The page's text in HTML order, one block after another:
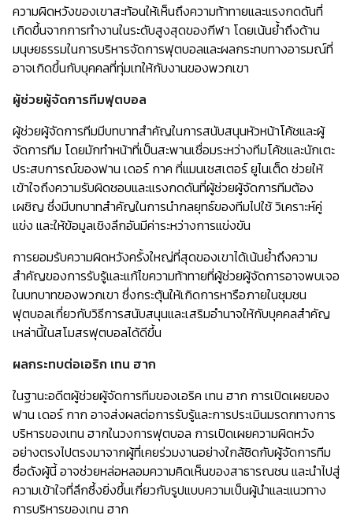
ความผิดหวังของเขาสะท้อนให้เห็นถึงความท้าทายและแรงกดดันที่
เกิดขึ้นจากการทำงานในระดับสูงสุดของกีฬา โดยเน้นย้ำถึงด้าน
มนุษยธรรมในการบริหารจัดการฟุตบอลและผลกระทบทางอารมณ์ที่
อาจเกิดขึ้นกับบุคคลที่ทุ่มเทให้กับงานของพวกเขา
ผู้ช่วยผู้จัดการทีมฟุตบอล
ผู้ช่วยผู้จัดการทีมมีบทบาทสำคัญในการสนับสนุนหัวหน้าโค้ชและผู้
จัดการทีม โดยมักทำหน้าที่เป็นสะพานเชื่อมระหว่างทีมโค้ชและนักเตะ
ประสบการณ์ของฟาน เดอร์ กาค ที่แมนเชสเตอร์ ยูไนเต็ด ช่วยให้
เข้าใจถึงความรับผิดชอบและแรงกดดันที่ผู้ช่วยผู้จัดการทีมต้อง
เผชิญ ซึ่งมีบทบาทสำคัญในการนำกลยุทธ์ของทีมไปใช้ วิเคราะห์คู่
แข่ง และให้ข้อมูลเชิงลึกอันมีค่าระหว่างการแข่งขัน
การยอมรับความผิดหวังครั้งใหญ่ที่สุดของเขาได้เน้นย้ำถึงความ
สำคัญของการรับรู้และแก้ไขความท้าทายที่ผู้ช่วยผู้จัดการอาจพบเจอ
ในบทบาทของพวกเขา ซึ่งกระตุ้นให้เกิดการหารือภายในชุมชน
ฟุตบอลเกี่ยวกับวิธีการสนับสนุนและเสริมอำนาจให้กับบุคคลสำคัญ
เหล่านี้ในสโมสรฟุตบอลได้ดีขึ้น
ผลกระทบต่อเอริก เทน ฮาก
ในฐานะอดีตผู้ช่วยผู้จัดการทีมของเอริค เทน ฮาก การเปิดเผยของ
ฟาน เดอร์ กาก อาจส่งผลต่อการรับรู้และการประเมินมรดกทางการ
บริหารของเทน ฮากในวงการฟุตบอล การเปิดเผยความผิดหวัง
อย่างตรงไปตรงมาจากผู้ที่เคยร่วมงานอย่างใกล้ชิดกับผู้จัดการทีม
ชื่อดังผู้นี้ อาจช่วยหล่อหลอมความคิดเห็นของสาธารณชน และนำไปสู่
ความเข้าใจที่ลึกซึ้งยิ่งขึ้นเกี่ยวกับรูปแบบความเป็นผู้นำและแนวทาง
การบริหารของเทน ฮาก